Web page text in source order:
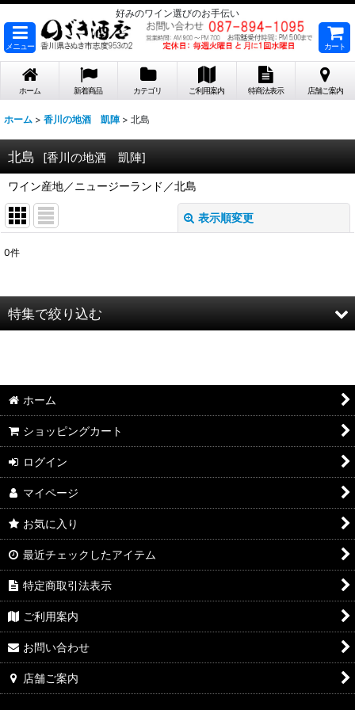
好みのワイン選びのお手伝い
メニュー カート
ホーム 新着商品 カテゴリ ご利用案内 特商法表示 店舗ご案内
ホーム > 香川の地酒 凱陣 > 北島
北島 [香川の地酒 凱陣]
ワイン産地／ニュージーランド／北島
表示順変更
在庫あり
0件
特集で絞り込む
2026年6月DMワイン
2026年5月DMワイン
2026年4月DMワイン
2026年3月DMワイン
2026年2月DMワイン
2026年1月DMワイン
2025年12月DMワイン
2025年11月DMワイン
2025年10月DMワイン
ホーム
ショッピングカート
ログイン
マイページ
お気に入り
最近チェックしたアイテム
特定商取引法表示
ご利用案内
お問い合わせ
店舗ご案内